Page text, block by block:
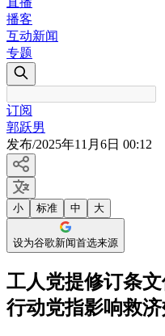
播客
互动新闻
专题
订阅
郭跃男
发布/2025年11月6日 00:12
小 标准 中 大
设为谷歌新闻首选来源
工人党提修订条
行动党指影响救